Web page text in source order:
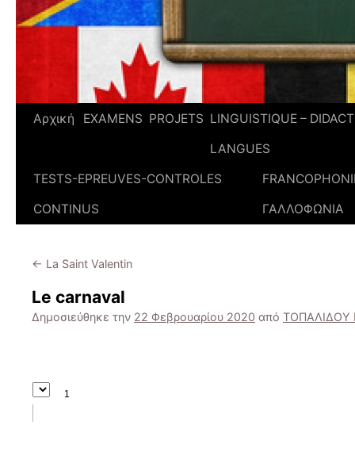
Αρχική EXAMENS PROJETS LINGUISTIQUE –
LANGUES
TESTS-EPREUVES-CONTROLES
CONTINUS
ΓΑΛΛΟΦΩΝΙΑ
← La Saint Valentin
Le carnaval
Δημοσιεύθηκε την 22 Φεβρουαρίου 2020 από